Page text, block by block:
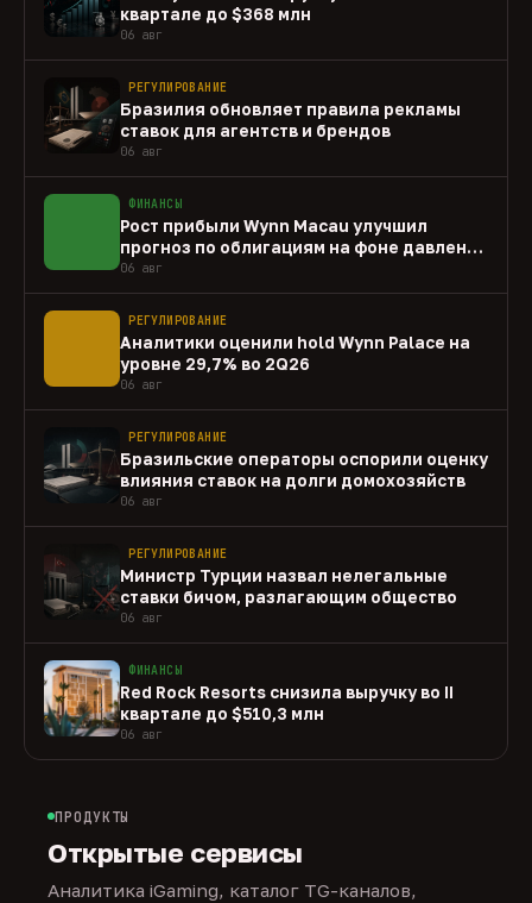
квартале до $368 млн
06 авг
РЕГУЛИРОВАНИЕ
Бразилия обновляет правила рекламы
ставок для агентств и брендов
06 авг
ФИНАНСЫ
Рост прибыли Wynn Macau улучшил
прогноз по облигациям на фоне давления
capex
06 авг
РЕГУЛИРОВАНИЕ
Аналитики оценили hold Wynn Palace на
уровне 29,7% во 2Q26
06 авг
РЕГУЛИРОВАНИЕ
Бразильские операторы оспорили оценку
влияния ставок на долги домохозяйств
06 авг
РЕГУЛИРОВАНИЕ
Министр Турции назвал нелегальные
ставки бичом, разлагающим общество
06 авг
ФИНАНСЫ
Red Rock Resorts снизила выручку во II
квартале до $510,3 млн
06 авг
ПРОДУКТЫ
Открытые сервисы
Аналитика iGaming, каталог TG-каналов,